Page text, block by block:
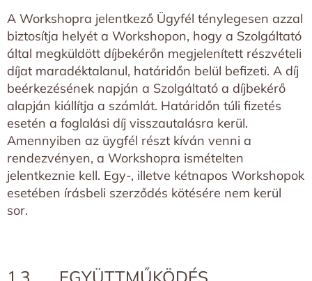
A Workshopra jelentkező Ügyfél ténylegesen azzal
biztosítja helyét a Workshopon, hogy a Szolgáltató
által megküldött díjbekérőn megjelenített részvételi
díjat maradéktalanul, határidőn belül befizeti. A díj
beérkezésének napján a Szolgáltató a díjbekérő
alapján kiállítja a számlát. Határidőn túli fizetés
esetén a foglalási díj visszautalásra kerül.
Amennyiben az üygfél részt kíván venni a
rendezvényen, a Workshopra ismételten
jelentkeznie kell. Egy-, illetve kétnapos Workshopok
esetében írásbeli szerződés kötésére nem kerül
sor.
1.3 EGYÜTTMŰKÖDÉS